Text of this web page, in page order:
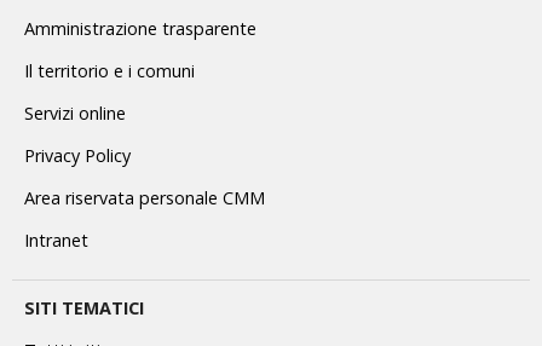
Amministrazione trasparente
Il territorio e i comuni
Servizi online
Privacy Policy
Area riservata personale CMM
Intranet
SITI TEMATICI